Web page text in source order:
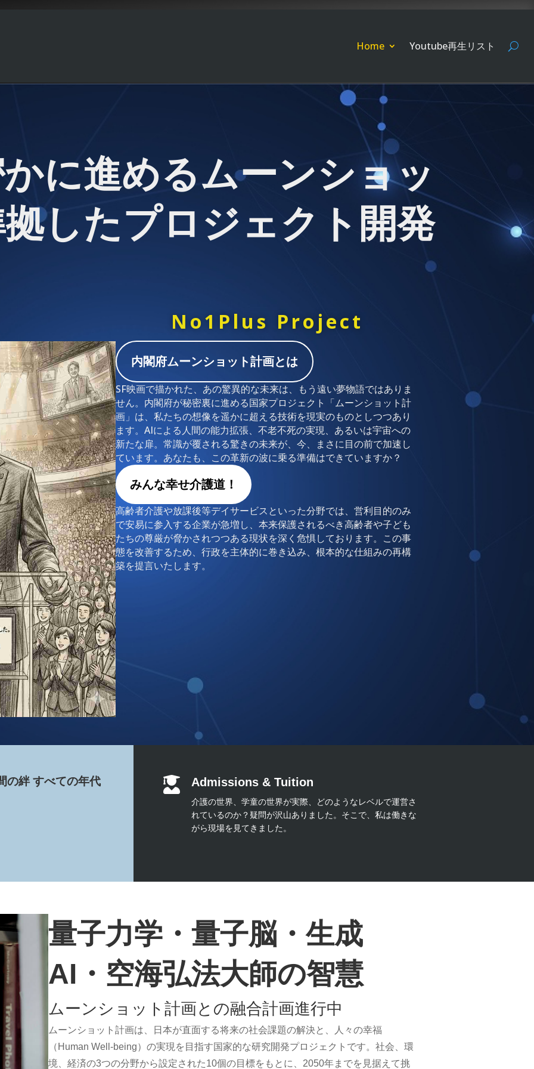
Home Youtube再生リスト
に進めるムーンショッ
したプロジェクト開発
No1Plus Project
内閣府ムーンショット計画とは
SF映画で描かれた、あの驚異的な未来は、もう遠い夢物語ではありま
せん。内閣府が秘密裏に進める国家プロジェクト「ムーンショット計
画」は、私たちの想像を遥かに超える技術を現実のものとしつつあり
ます。AIによる人間の能力拡張、不老不死の実現、あるいは宇宙への
新たな扉。常識が覆される驚きの未来が、今、まさに目の前で加速し
ています。あなたも、この革新の波に乗る準備はできていますか？
みんな幸せ介護道！
高齢者介護や放課後等デイサービスといった分野では、営利目的のみ
で安易に参入する企業が急増し、本来保護されるべき高齢者や子ども
たちの尊厳が脅かされつつある現状を深く危惧しております。この事
態を改善するため、行政を主体的に巻き込み、根本的な仕組みの再構
築を提言いたします。
の絆 すべての年代  Admissions & Tuition
介護の世界、学童の世界が実際、どのようなレベルで運営さ
れているのか？疑問が沢山ありました。そこで、私は働きな
がら現場を見てきました。
量子力学・量子脳・生成
AI・空海弘法大師の智慧
ムーンショット計画との融合計画進行中
ムーンショット計画は、日本が直面する将来の社会課題の解決と、人々の幸福
（Human Well-being）の実現を目指す国家的な研究開発プロジェクトです。社会、環
境、経済の3つの分野から設定された10個の目標をもとに、2050年までを見据えて挑